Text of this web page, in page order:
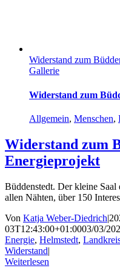
Widerstand zum
Gallerie
Widerstand zum
Allgemein, Menschen,
Widerstand zum
Energieprojekt
Büddenstedt. Der kleine Saal
allen Nähten, über 150
Von Katja Weber-Diedrich|
03T12:43:00+01:0003/03/
Energie, Helmstedt,
Widerstand|
Weiterlesen